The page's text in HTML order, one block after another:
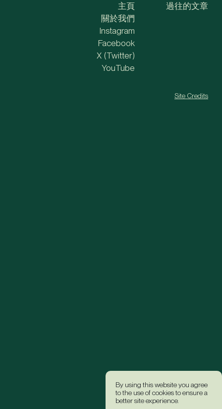
By using this website you agree
to the use of cookies to ensure a
better site experience.
主頁
關於我們
過往的文章
Instagram
Facebook
X (Twitter)
YouTube
Site Credits